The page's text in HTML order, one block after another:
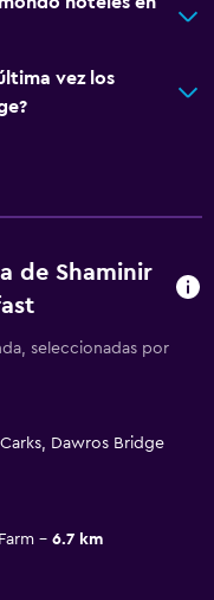
vez los
de Shaminir
seleccionadas por
Dawros Bridge
6.7 km